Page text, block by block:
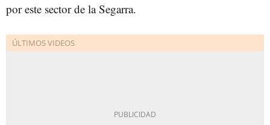
por este sector de la Segarra.